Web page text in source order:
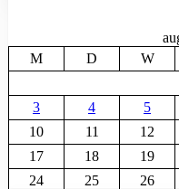
M
D W
3
4 5
10
11 12
17
18 19
24
25 26